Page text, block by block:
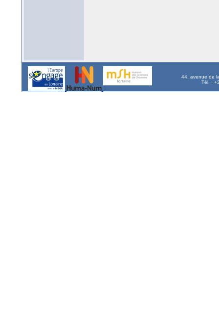
44, avenue de
Tél. :